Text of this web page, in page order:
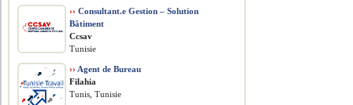
›› Consultant.e Gestion – Solution
Bâtiment
Ccsav
Tunisie
›› Agent de Bureau
Filahia
Tunis, Tunisie